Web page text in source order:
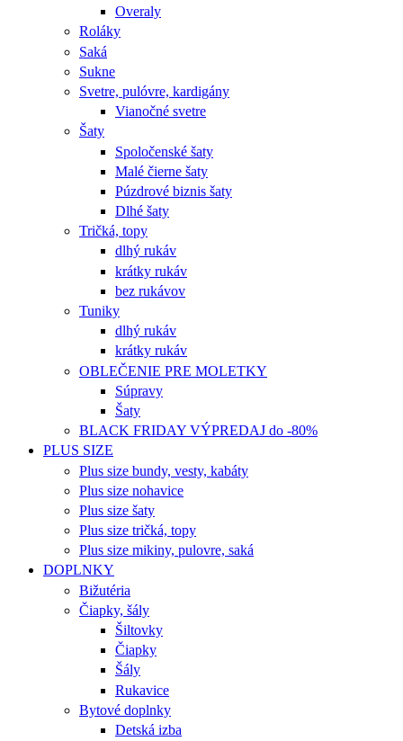
Overaly
Roláky
Saká
Sukne
Svetre, pulóvre, kardigány
Vianočné svetre
Šaty
Spoločenské šaty
Malé čierne šaty
Púzdrové biznis šaty
Dlhé šaty
Tričká, topy
dlhý rukáv
krátky rukáv
bez rukávov
Tuniky
dlhý rukáv
krátky rukáv
OBLEČENIE PRE MOLETKY
Súpravy
Šaty
BLACK FRIDAY VÝPREDAJ do -80%
PLUS SIZE
Plus size bundy, vesty, kabáty
Plus size nohavice
Plus size šaty
Plus size tričká, topy
Plus size mikiny, pulovre, saká
DOPLNKY
Bižutéria
Čiapky, šály
Šiltovky
Čiapky
Šály
Rukavice
Bytové doplnky
Detská izba